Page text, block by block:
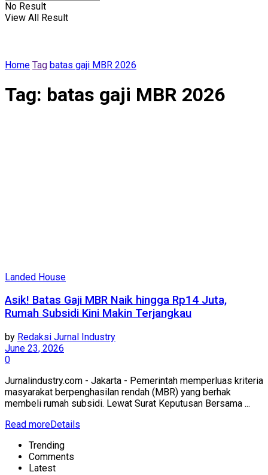
No Result
View All Result
Home Tag batas gaji MBR 2026
Tag: batas gaji MBR 2026
Landed House
Asik! Batas Gaji MBR Naik hingga Rp14 Juta,
Rumah Subsidi Kini Makin Terjangkau
by Redaksi Jurnal Industry
June 23, 2026
0
Jurnalindustry.com - Jakarta - Pemerintah memperluas kriteria
masyarakat berpenghasilan rendah (MBR) yang berhak
membeli rumah subsidi. Lewat Surat Keputusan Bersama ...
Read moreDetails
Trending
Comments
Latest